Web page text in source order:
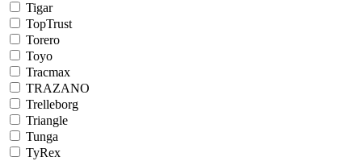
Tigar
TopTrust
Torero
Toyo
Tracmax
TRAZANO
Trelleborg
Triangle
Tunga
TyRex